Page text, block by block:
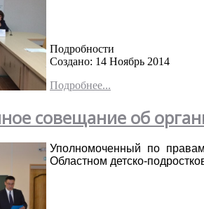
Подробности
Создано: 14 Ноябрь 2014
Подробнее...
совещание об
Уполномоченный по
Областном детско-